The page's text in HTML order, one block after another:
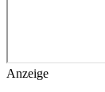
Anzeige